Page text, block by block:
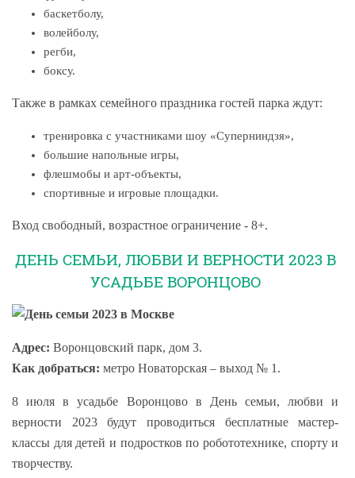
баскетболу,
волейболу,
регби,
боксу.
Также в рамках семейного праздника гостей парка ждут:
тренировка с участниками шоу «Суперниндзя»,
большие напольные игры,
флешмобы и арт-объекты,
спортивные и игровые площадки.
Вход свободный, возрастное ограничение - 8+.
ДЕНЬ СЕМЬИ, ЛЮБВИ И ВЕРНОСТИ 2023 В
УСАДЬБЕ ВОРОНЦОВО
Адрес: Воронцовский парк, дом 3.
Как добраться: метро Новаторская – выход № 1.
8 июля в усадьбе Воронцово в День семьи, любви и
верности 2023 будут проводиться бесплатные мастер-
классы для детей и подростков по робототехнике, спорту и
творчеству.